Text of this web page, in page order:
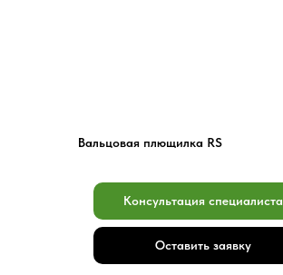
Консультация специалиста
Оставить заявку
Вальцовая плющилка RS